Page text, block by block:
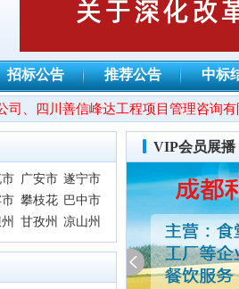
招标公告 推荐公告 中标
川善信峰达工程项目管理咨询有限
广安市 遂宁市
攀枝花 巴中市
甘孜州 凉山州
VIP会员展播